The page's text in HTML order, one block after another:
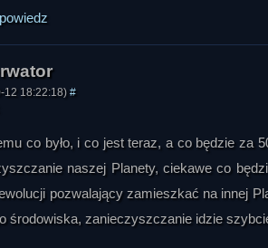
12 18:22:18) #
co było, i co jest teraz, a co będzie za
naszej Planety, ciekawe co
pozwalający zamieszkać na innej
środowiska, zanieczyszczanie idzie